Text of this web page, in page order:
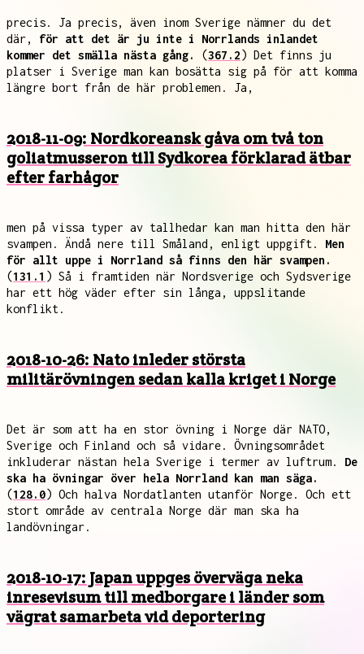
precis. Ja precis, även inom Sverige nämner du det
där, för att det är ju inte i Norrlands inlandet
kommer det smälla nästa gång.
(367.2) Det finns ju
platser i Sverige man kan bosätta sig på för att komma
längre bort från de här problemen. Ja,
2018-11-09: Nordkoreansk gåva om två ton
goliatmusseron till Sydkorea förklarad ätbar
efter farhågor
men på vissa typer av tallhedar kan man hitta den här
svampen. Ändå nere till Småland, enligt uppgift. Men
för allt uppe i Norrland så finns den här svampen.
(131.1 ) Så i framtiden när Nordsverige och Sydsverige
har ett hög väder efter sin långa, uppslitande
konflikt.
2018-10-26: Nato inleder största
militärövningen sedan kalla kriget i Norge
Det är som att ha en stor övning i Norge där NATO,
Sverige och Finland och så vidare. Övningsområdet
inkluderar nästan hela Sverige i termer av luftrum. De
ska ha övningar över hela Norrland kan man säga.
(128.0) Och halva Nordatlanten utanför Norge. Och ett
stort område av centrala Norge där man ska ha
landövningar.
2018-10-17: Japan uppges överväga neka
inresevisum till medborgare i länder som
vägrat samarbeta vid deportering